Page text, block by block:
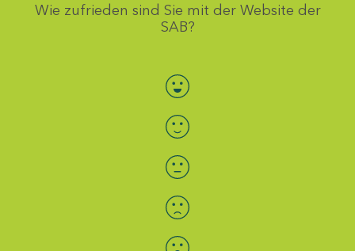
Wie zufrieden sind Sie mit der Website der
SAB?
Bewertung auswählen